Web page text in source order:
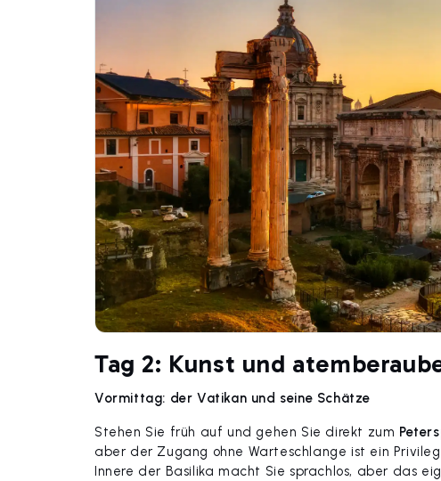
Tag 2: Kunst und
Vormittag: der Vatikan und seine Schätze
Stehen Sie früh auf und gehen Sie direkt zum
aber der Zugang ohne Warteschlange ist ein
Innere der Basilika macht Sie sprachlos, aber das